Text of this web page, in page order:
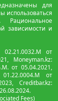
для
использоваться
Рациональное
зависимости и
02.21.0032.М от
Moneyman.kz:
от 05.04.2021,
от
Creditbar.kz:
Fees)